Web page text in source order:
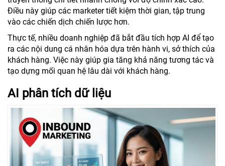
Điều này giúp các marketer tiết kiệm thời gian, tập trung
vào các chiến dịch chiến lược hơn.
Thực tế, nhiều doanh nghiệp đã bắt đầu tích hợp AI để tạo
ra các nội dung cá nhân hóa dựa trên hành vi, sở thích của
khách hàng. Việc này giúp gia tăng khả năng tương tác và
tạo dựng mối quan hệ lâu dài với khách hàng.
AI phân tích dữ liệu